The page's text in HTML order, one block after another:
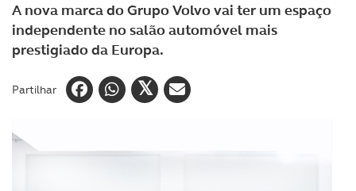
A nova marca do Grupo Volvo vai ter um espaço
independente no salão automóvel mais
prestigiado da Europa.
Partilhar